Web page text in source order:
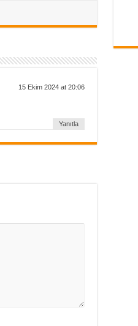
15 Ekim 2024 at 20:06
Yanıtla